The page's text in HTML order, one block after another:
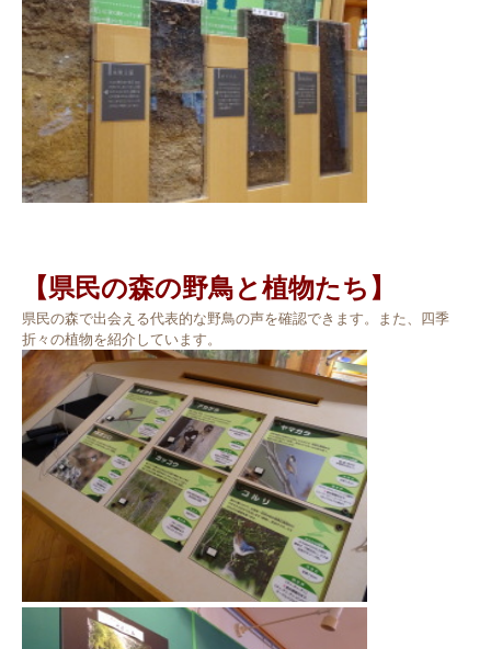
【県民の森の野鳥と植物たち】
県民の森で出会える代表的な野鳥の声を確認できます。また、四季
折々の植物を紹介しています。